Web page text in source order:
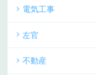
電気工事
左官
不動産